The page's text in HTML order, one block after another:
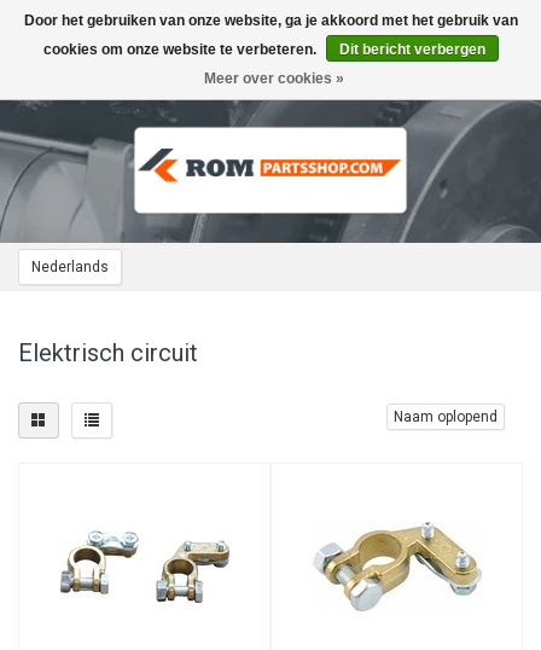
Nederlands
Toggle
navigation
Elektrisch circuit
Naam oplopend
Door het gebruiken van onze website, ga je akkoord met het gebruik van
cookies om onze website te verbeteren.
Dit bericht verbergen
Meer over cookies »